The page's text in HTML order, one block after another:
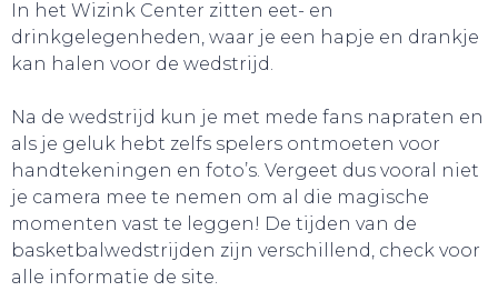
In het Wizink Center zitten eet- en
drinkgelegenheden, waar je een hapje en drankje
kan halen voor de wedstrijd.
Na de wedstrijd kun je met mede fans napraten en
als je geluk hebt zelfs spelers ontmoeten voor
handtekeningen en foto’s. Vergeet dus vooral niet
je camera mee te nemen om al die magische
momenten vast te leggen! De tijden van de
basketbalwedstrijden zijn verschillend, check voor
alle informatie de site.